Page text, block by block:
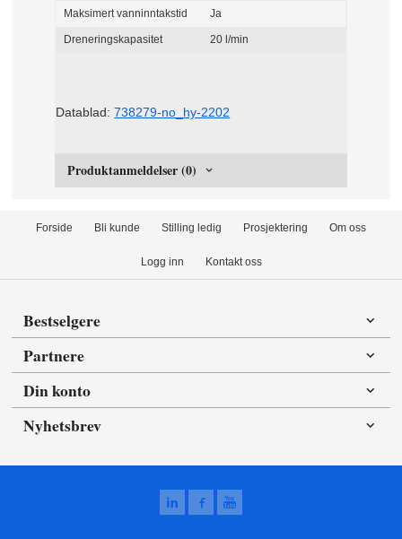
Maksimert vanninntakstid Ja
Dreneringskapasitet 20 l/min
Datablad:738279-no_hy-2202
Produktanmeldelser (0)
Forside Bli kunde Stilling ledig Prosjektering Om oss
Logg inn Kontakt oss
Bestselgere
Partnere
Din konto
Nyhetsbrev